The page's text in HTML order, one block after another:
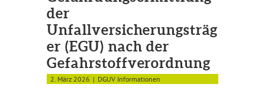
der
Unfallversicherungsträg
er (EGU) nach der
Gefahrstoffverordnung
2. März 2026 DGUV Informationen